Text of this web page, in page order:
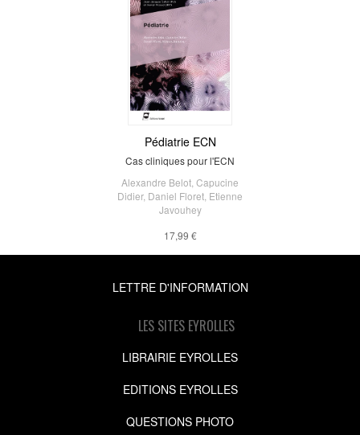
Pédiatrie ECN
Cas cliniques pour l'ECN
Alexandre Belot Capucine
Didier, Daniel Floret Etienne
Javouhey
17,99 €
LETTRE D'INFORMATION
LES SITES EYROLLES
LIBRAIRIE EYROLLES
EDITIONS EYROLLES
QUESTIONS PHOTO